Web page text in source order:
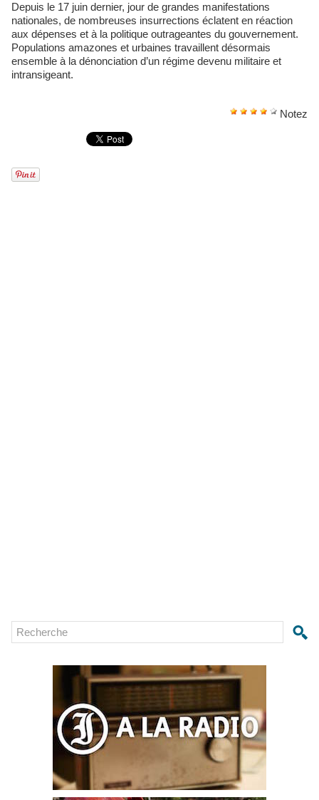
Depuis le 17 juin dernier, jour de grandes manifestations
nationales, de nombreuses insurrections éclatent en réaction
aux dépenses et à la politique outrageantes du gouvernement.
Populations amazones et urbaines travaillent désormais
ensemble à la dénonciation d’un régime devenu militaire et
intransigeant.
Notez